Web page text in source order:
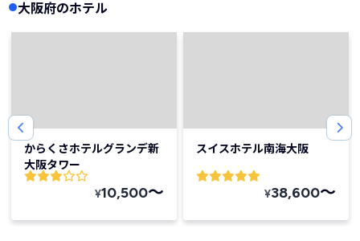
大阪府のホテル
からくさホテルグランデ新
大阪タワー
¥10,500〜
スイスホテル南海大阪
¥38,600〜